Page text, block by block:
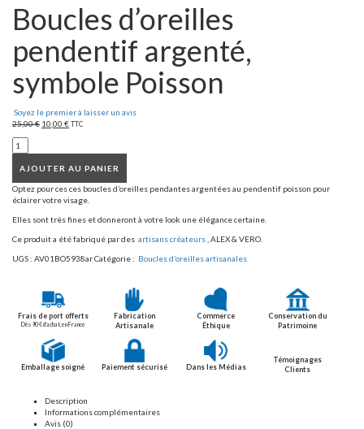
Boucles d’oreilles
pendentif argenté,
symbole Poisson
Soyez le premier à laisser un avis
25,00€ 10,00 € TTC
AJOUTER AU PANIER
Optez pour ces ces boucles d’oreilles pendantes argentées au pendentif poisson pour
éclairer votre visage.
Elles sont très fines et donneront à votre look une élégance certaine.
Ce produit a été fabriqué par des artisans créateurs , ALEX & VERO.
UGS : AV01BO5938arCatégorie : Boucles d’oreilles artisanales
Frais de port offerts
Dès 90 € d’achat, en France
Fabrication
Artisanale
Commerce
Éthique
Conservation du
Patrimoine
Emballage soigné Paiement sécurisé Dans les Médias
Témoignages
Clients
Description
Informations complémentaires
Avis (0)